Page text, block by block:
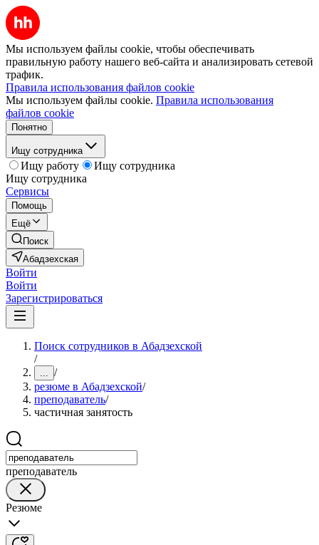
Мы используем файлы cookie, чтобы обеспечивать
правильную работу нашего веб-сайта и анализировать сетевой
трафик.
Правила использования файлов cookie
Мы используем файлы cookie. Правила использования
файлов cookie
Понятно
Ищу сотрудника
Ищу работу
Ищу сотрудника
Ищу сотрудника
Сервисы
Помощь
Ещё
Поиск
Абадзехская
Войти
Войти
Зарегистрироваться
Поиск сотрудников в Абадзехской
/
... /
резюме в Абадзехской/
преподаватель/
частичная занятость
преподаватель
Резюме